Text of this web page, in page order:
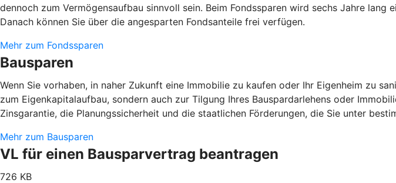
dennoch zum Vermögensaufbau sinnvoll sein. Beim Fondssparen wird sechs Jahre
Danach können Sie über die angesparten Fondsanteile frei verfügen.
Mehr zum Fondssparen
Bausparen
Wenn Sie vorhaben, in naher Zukunft eine Immobilie zu kaufen oder Ihr Eigenheim zu
zum Eigenkapitalaufbau, sondern auch zur Tilgung Ihres Bauspardarlehens oder
Zinsgarantie, die Planungssicherheit und die staatlichen Förderungen, die Sie unter
Mehr zum Bausparen
VL für einen Bausparvertrag beantragen
726 KB